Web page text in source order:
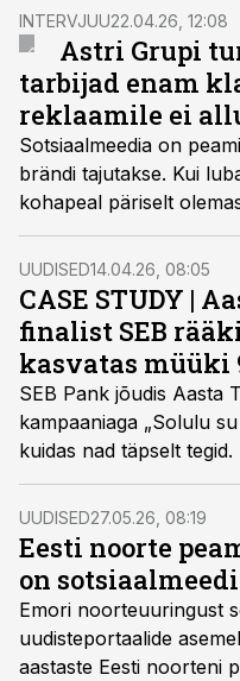
INTERVJUU22.04.26, 12:08
Astri Grupi
tarbijad enam
reklaamile ei
Sotsiaalmeedia on
brändi tajutakse. Kui
kohapeal päriselt
turundusjuht Piret
UUDISED14.04.26, 08:05
CASE STUDY |
finalist SEB
kasvatas müüki
SEB Pank jõudis Aasta
kampaaniaga „Solulu
kuidas nad täpselt tegid.
UUDISED27.05.26, 08:19
Eesti noorte
on
Emori noorteuuringust
uudisteportaalide
aastaste Eesti noorteni